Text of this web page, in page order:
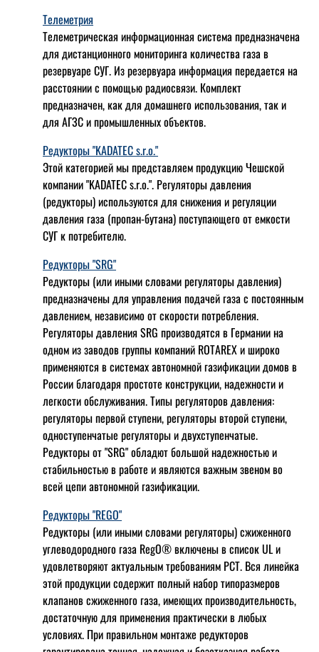
Телеметрия
Телеметрическая информационная система предназначена
для дистанционного мониторинга количества газа в
резервуаре СУГ. Из резервуара информация передается на
расстоянии с помощью радиосвязи. Комплект
предназначен, как для домашнего использования, так и
для АГЗС и промышленных объектов.
Редукторы "KADATEC s.r.o."
Этой категорией мы представляем продукцию Чешской
компании "KADATEC s.r.o.". Регуляторы давления
(редукторы) используются для снижения и регуляции
давления газа (пропан-бутана) поступающего от емкости
СУГ к потребителю.
Редукторы "SRG"
Редукторы (или иными словами регуляторы давления)
предназначены для управления подачей газа с постоянным
давлением, независимо от скорости потребления.
Регуляторы давления SRG производятся в Германии на
одном из заводов группы компаний ROTAREX и широко
применяются в системах автономной газификации домов в
России благодаря простоте конструкции, надежности и
легкости обслуживания. Типы регуляторов давления:
регуляторы первой ступени, регуляторы второй ступени,
одноступенчатые регуляторы и двухступенчатые.
Редукторы от "SRG" обладют большой надежностью и
стабильностью в работе и являются важным звеном во
всей цепи автономной газификации.
Редукторы "REGO"
Редукторы (или иными словами регуляторы) сжиженного
углеводородного газа RegO® включены в список UL и
удовлетворяют актуальным требованиям РСТ. Вся линейка
этой продукции содержит полный набор типоразмеров
клапанов сжиженного газа, имеющих производительность,
достаточную для применения практически в любых
условиях. При правильном монтаже редукторов